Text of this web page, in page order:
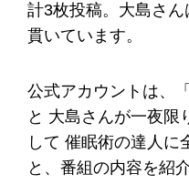
計3枚投稿。大島さ
貫いています。
公式アカウントは、
と 大島さんが一夜限
して 催眠術の達人に
と、番組の内容を紹介